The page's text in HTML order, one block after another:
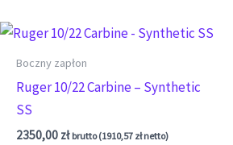
Boczny zapłon
Ruger 10/22 Carbine – Synthetic
SS
2350,00 zł brutto (1910,57 złnetto)